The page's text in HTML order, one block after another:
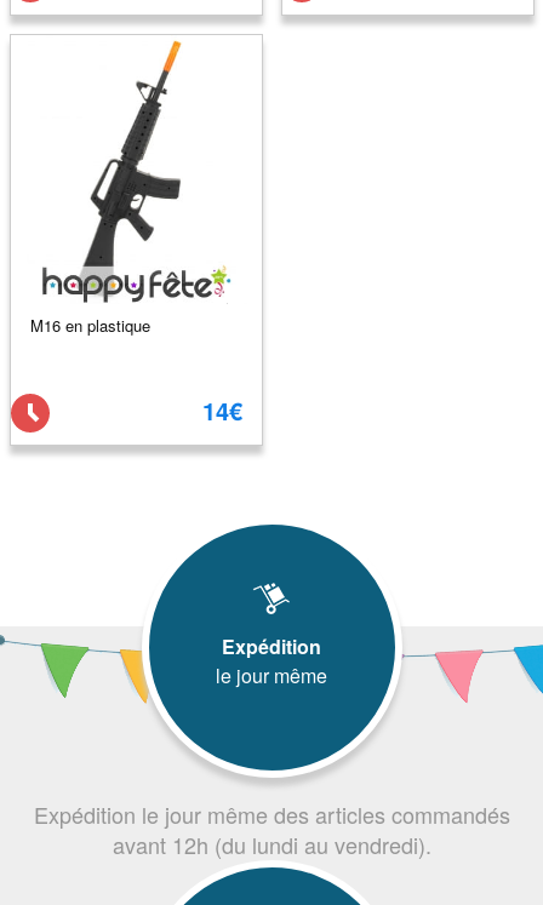
M16 en plastique
14€
Expédition
le jour même
Expédition le jour même des articles commandés
avant 12h (du lundi au vendredi).